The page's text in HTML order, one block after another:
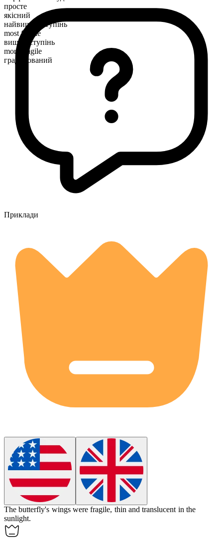
просте
якісний
найвищий ступінь
most fragile
вищий ступінь
more fragile
градуйований
Приклади
The butterfly's wings werefragile, thin and translucent in the
sunlight.